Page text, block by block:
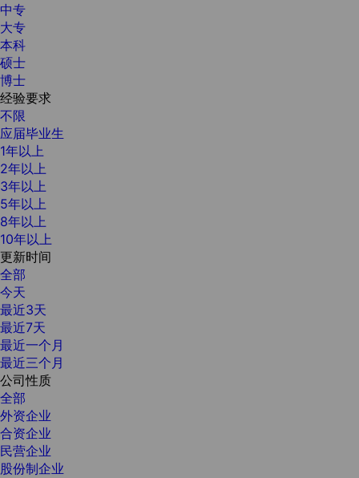
中专
大专
本科
硕士
博士
经验要求
不限
应届毕业生
1年以上
2年以上
3年以上
5年以上
8年以上
10年以上
更新时间
全部
今天
最近3天
最近7天
最近一个月
最近三个月
公司性质
全部
外资企业
合资企业
民营企业
股份制企业